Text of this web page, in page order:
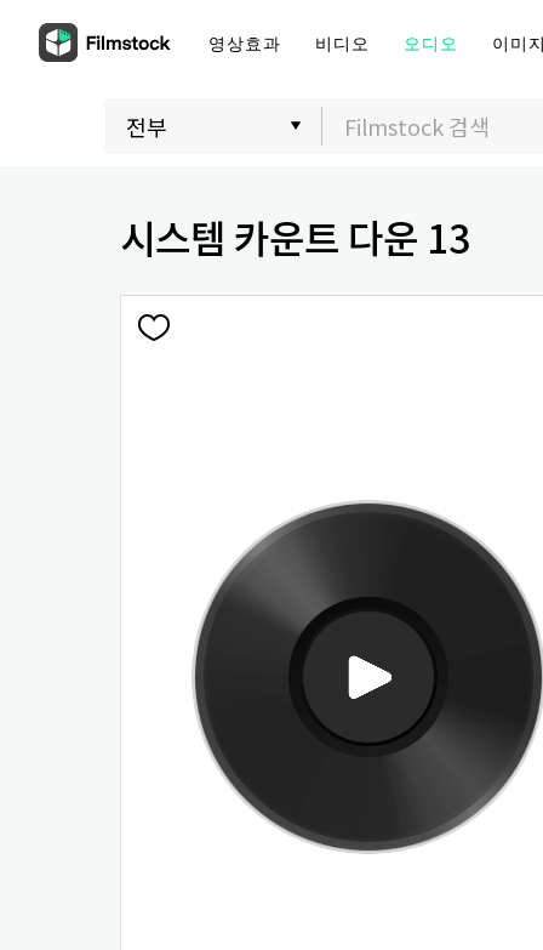
영상효과 비디오 오디오 이미
시스템 카운트 다운 13